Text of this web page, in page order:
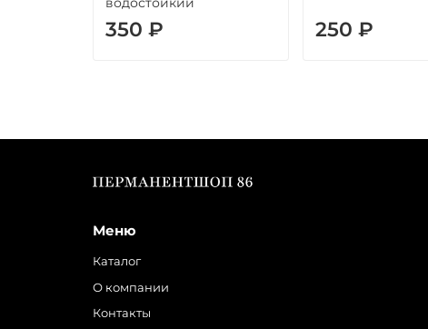
350 ₽ 250 ₽
Меню
Каталог
О компании
Контакты